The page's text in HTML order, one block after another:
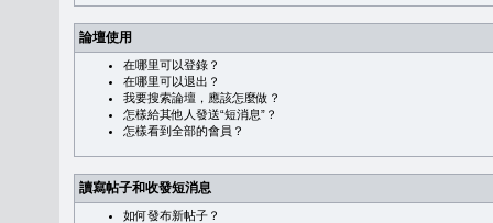
論壇使用
在哪里可以登錄？
在哪里可以退出？
我要搜索論壇，應該怎麼做？
怎樣給其他人發送“短消息”？
怎樣看到全部的會員？
讀寫帖子和收發短消息
如何發布新帖子？